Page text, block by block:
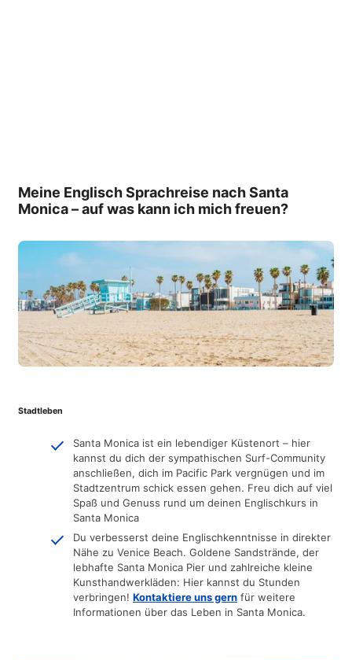
Meine Englisch Sprachreise nach Santa
Monica – auf was kann ich mich freuen?
Stadtleben
Santa Monica ist ein lebendiger Küstenort – hier
kannst du dich der sympathischen Surf-Community
anschließen, dich im Pacific Park vergnügen und im
Stadtzentrum schick essen gehen. Freu dich auf viel
Spaß und Genuss rund um deinen Englischkurs in
Santa Monica
Du verbesserst deine Englischkenntnisse in direkter
Nähe zu Venice Beach. Goldene Sandstrände, der
lebhafte Santa Monica Pier und zahlreiche kleine
Kunsthandwerkläden: Hier kannst du Stunden
verbringen! Kontaktiere uns gern für weitere
Informationen über das Leben in Santa Monica.